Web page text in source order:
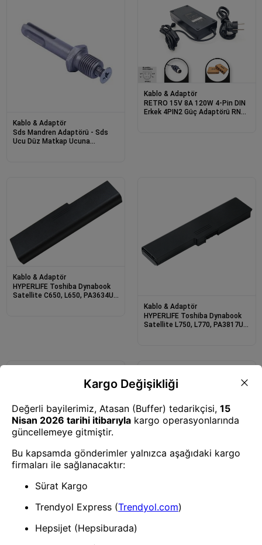
Kablo & Adaptör
Sds Mandren Adaptörü - Sds
Ucu Düz Matkap Ucuna
Kablo & Adaptör
RETRO 15V 8A 120W 4-Pin DIN
Erkek 4PIN2 Güç Adaptörü RNA-
Kablo & Adaptör
HYPERLIFE Toshiba Dynabook
Satellite C650, L650, PA3634U-
Kablo & Adaptör
HYPERLIFE Toshiba Dynabook
Satellite L750, L770, PA3817U-
Kablo & Adaptör
RETRO 12V 12.5A 150W Ac
Kablo & Adaptör